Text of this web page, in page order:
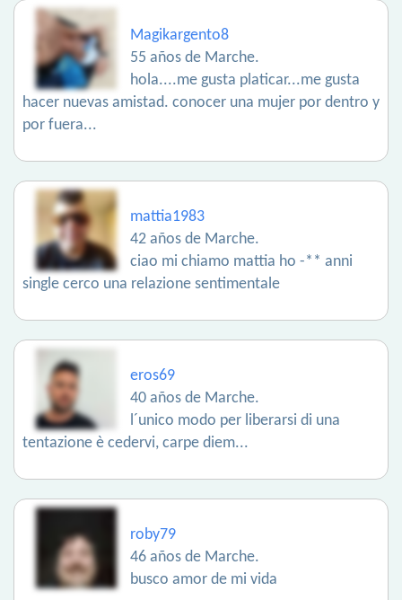
Magikargento8
55 años de Marche.
hola....me gusta platicar...me gusta
hacer nuevas amistad. conocer una mujer por dentro y
por fuera...
mattia1983
42 años de Marche.
ciao mi chiamo mattia ho -** anni
single cerco una relazione sentimentale
eros69
40 años de Marche.
l´unico modo per liberarsi di una
tentazione è cedervi, carpe diem...
roby79
46 años de Marche.
busco amor de mi vida